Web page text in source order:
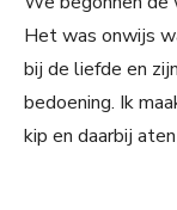
Het was onwijs
bij de liefde en
bedoening. Ik
kip en daarbij